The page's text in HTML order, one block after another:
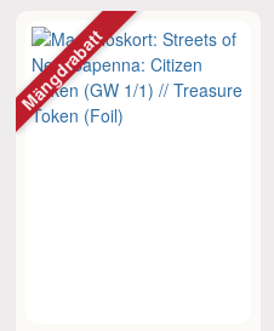
Mängdrabatt